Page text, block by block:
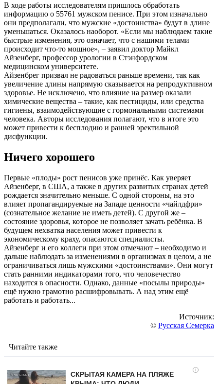
В ходе работы исследователям пришлось обработать
информацию о 55761 мужском пенисе. При этом изначально
они предполагали, что мужские «достоинства» будут в длине
уменьшаться. Оказалось наоборот. «Если мы наблюдаем такие
быстрые изменения, это означает, что с нашими телами
происходит что-то мощное», – заявил доктор Майкл
Айзенберг, профессор урологии в Стэнфордском
медицинском университете.
Айзенбрег призвал не радоваться раньше времени, так как
увеличение длины напрямую сказывается на репродуктивном
здоровье. Не исключено, что влияние на размер оказали
химические вещества – такие, как пестициды, или средства
гигиены, взаимодействующие с гормональными системами
человека. Авторы исследования полагают, что в итоге это
может привести к бесплодию и ранней эректильной
дисфункции.
Ничего хорошего
Первые «плоды» рост пенисов уже принёс. Как уверяет
Айзенберг, в США, а также в других развитых странах детей
рождается значительно меньше. С одной стороны, на это
влияет пропагандируемые на Западе ценности «чайлдфри»
(сознательное желание не иметь детей). С другой же –
состояние здоровья, которое не позволяет зачать ребёнка. В
будущем нехватка населения может привести к
экономическому краху, опасаются специалисты.
Айзенберг и его коллеги при этом отмечают – необходимо и
дальше наблюдать за изменениями в организмах в целом, а не
ограничиваться лишь мужскими «достоинствами». Они могут
стать ранними индикаторами того, что человечество
находится в опасности. Однако, данные «посылы природы»
ещё нужно грамотно расшифровывать. А над этим ещё
работать и работать...
Источник:
© Русская Семерка
Читайте также
i
СКРЫТАЯ КАМЕРА НА ПЛЯЖЕ